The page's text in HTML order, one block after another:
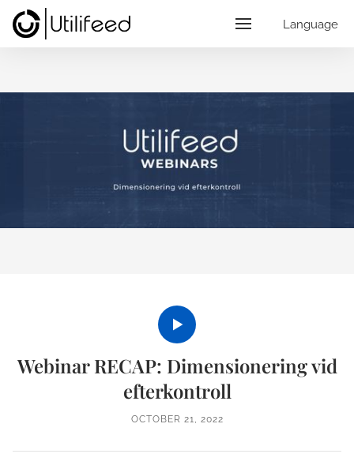
Language
Webinar RECAP: Dimensionering vid
efterkontroll
OCTOBER 21, 2022